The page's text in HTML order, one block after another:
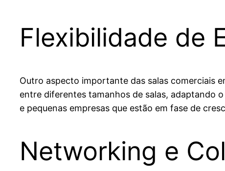
Flexibilidade de
Outro aspecto importante das salas comerciais
entre diferentes tamanhos de salas, adaptando
e pequenas empresas que estão em fase de
Networking e